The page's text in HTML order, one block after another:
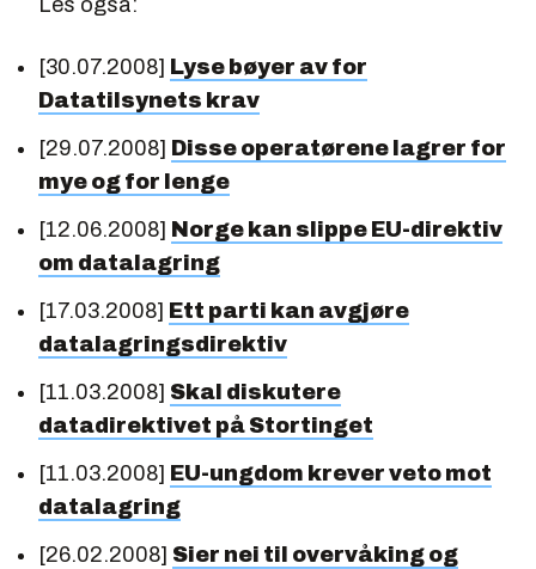
Les også:
[30.07.2008] Lyse bøyer av for
Datatilsynets krav
[29.07.2008] Disse operatørene lagrer for
mye og for lenge
[12.06.2008] Norge kan slippe EU-direktiv
om datalagring
[17.03.2008] Ett parti kan avgjøre
datalagringsdirektiv
[11.03.2008] Skal diskutere
datadirektivet på Stortinget
[11.03.2008] EU-ungdom krever veto mot
datalagring
[26.02.2008] Sier nei til overvåking og